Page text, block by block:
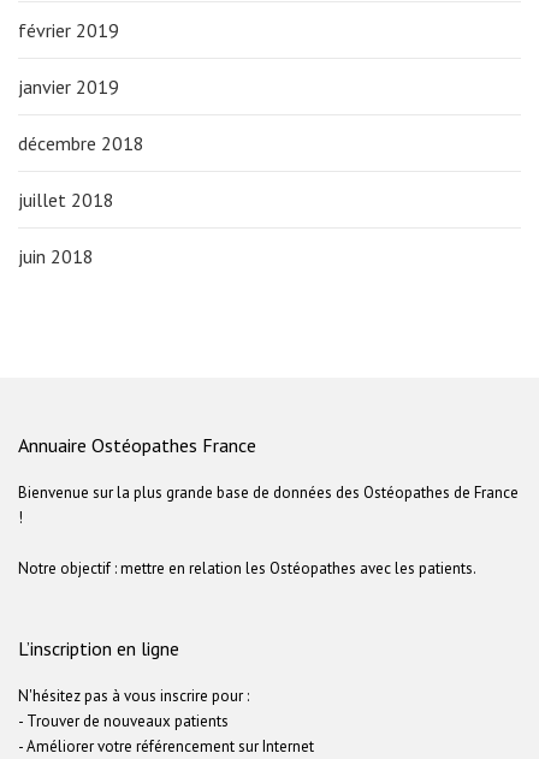
février 2019
janvier 2019
décembre 2018
juillet 2018
juin 2018
Annuaire Ostéopathes France
Bienvenue sur la plus grande base de données des Ostéopathes de France
!
Notre objectif : mettre en relation les Ostéopathes avec les patients.
L’inscription en ligne
N'hésitez pas à vous inscrire pour :
- Trouver de nouveaux patients
- Améliorer votre référencement sur Internet